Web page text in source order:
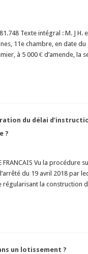
Texte intégral : M. J H.
11e chambre, en date du
à 5 000 € d’amende, la
du délai
?
FRANCAIS Vu la
du 19 avril 2018 par
la construction
un lotissement ?